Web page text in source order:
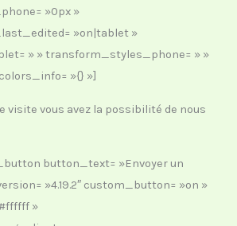
»0px »
»on|tablet »
» » transform_styles_phone= » »
»{} »]
visite vous avez la possibilité de nous
button_text= »Envoyer un
»4.19.2″ custom_button= »on »
»